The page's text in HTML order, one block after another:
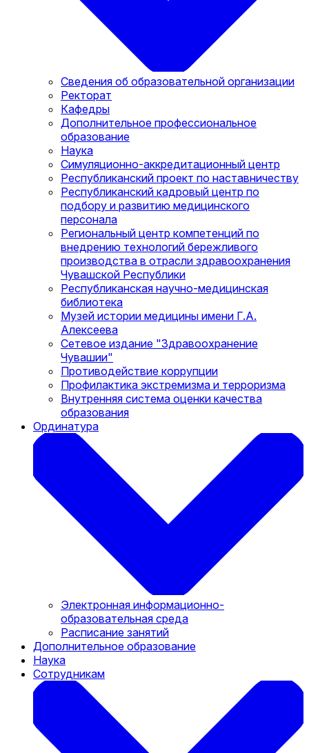
Сведения об образовательной организации
Ректорат
Кафедры
Дополнительное профессиональное
образование
Наука
Симуляционно-аккредитационный центр
Республиканский проект по наставничеству
Республиканский кадровый центр по
подбору и развитию медицинского
персонала
Региональный центр компетенций по
внедрению технологий бережливого
производства в отрасли здравоохранения
Чувашской Республики
Республиканская научно-медицинская
библиотека
Музей истории медицины имени Г.А.
Алексеева
Сетевое издание "Здравоохранение
Чувашии"
Противодействие коррупции
Профилактика экстремизма и терроризма
Внутренняя система оценки качества
образования
Ординатура
Электронная информационно-
образовательная среда
Расписание занятий
Дополнительное образование
Наука
Сотрудникам